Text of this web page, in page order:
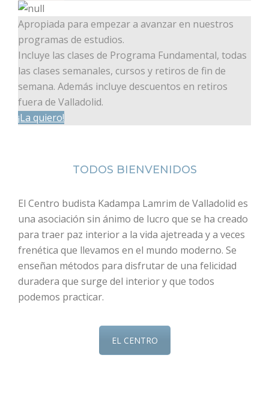
Apropiada para empezar a avanzar en nuestros
programas de estudios.
Incluye las clases de Programa Fundamental, todas
las clases semanales, cursos y retiros de fin de
semana. Además incluye descuentos en retiros
fuera de Valladolid.
¡La quiero!
TODOS BIENVENIDOS
El Centro budista Kadampa Lamrim de Valladolid es
una asociación sin ánimo de lucro que se ha creado
para traer paz interior a la vida ajetreada y a veces
frenética que llevamos en el mundo moderno. Se
enseñan métodos para disfrutar de una felicidad
duradera que surge del interior y que todos
podemos practicar.
EL CENTRO